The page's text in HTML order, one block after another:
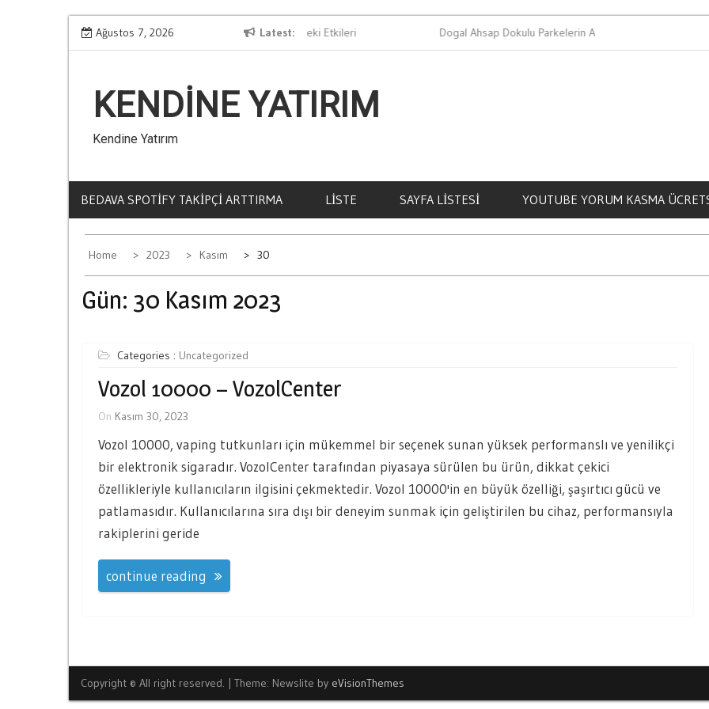
Skip
Ağustos 7, 2026 Latest
Kumarin İnsan Psikolojisi Uzerindeki Etkileri Dogal Ahsap Dokulu Parkelerin Avantajlari
KENDINE YATIRIM
Kendine Yatırım
BEDAVA SPOTIFY TAKIPÇI ARTTIRMA LISTE SAYFA LISTESI YOUTUBE YORUM KASMA
Home 2023 Kasım 30
Gün: 30 Kasım 2023
Categories : Uncategorized
Vozol 10000 – VozolCenter
On Kasım 30, 2023
Vozol 10000, vaping tutkunları için mükemmel bir seçenek sunan yüksek performanslı ve yenilikçi
bir elektronik sigaradır. VozolCenter tarafından piyasaya sürülen bu ürün, dikkat çekici
özellikleriyle kullanıcıların ilgisini çekmektedir. Vozol 10000'in en büyük özelliği, şaşırtıcı gücü ve
patlamasıdır. Kullanıcılarına sıra dışı bir deneyim sunmak için geliştirilen bu cihaz, performansıyla
rakiplerini geride
continue reading
Copyright © All right reserved. | Theme: Newslite by eVisionThemes